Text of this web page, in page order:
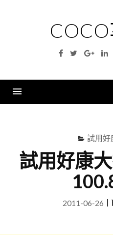
Facebook
Twitter
試用好
試用好康
2011-06-26 |